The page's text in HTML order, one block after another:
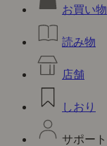
お買い物
読み物
店舗
しおり
サポート